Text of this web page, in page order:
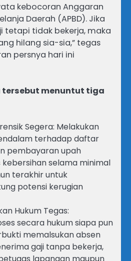
kebocoran Anggaran
Daerah (APBD). Jika
tetapi tidak bekerja, maka
hilang sia-sia,” tegas
persnya hari ini
tersebut menuntut tiga
Segera: Melakukan
terhadap daftar
pembayaran upah
selama minimal
terakhir untuk
potensi kerugian
Hukum Tegas:
secara hukum siapa pun
memalsukan absen
gaji tanpa bekerja,